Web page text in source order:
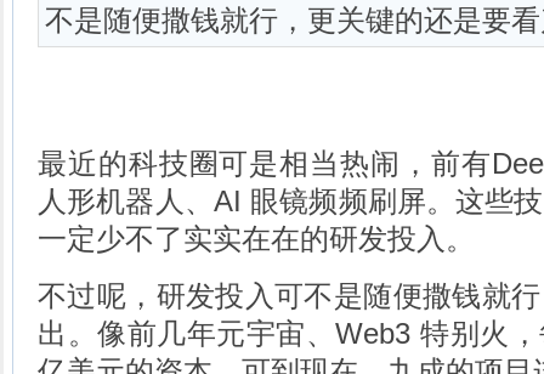
不是随便撒钱就行，更关键的还是要
最近的科技圈可是相当热闹，前有
人形机器人、AI 眼镜频频刷屏。这些
一定少不了实实在在的研发投入。
不过呢，研发投入可不是随便撒钱就
出。像前几年元宇宙、Web3 特别火